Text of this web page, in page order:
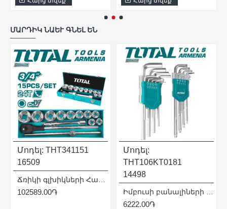
ՄԱՐԴԻԿ ՆԱԵՒ ԳՆԵԼ ԵՆ
Մոդել: THT341151
16509
102589.00֏
Մոդել:
THT106KT0181
14498
6222.00֏